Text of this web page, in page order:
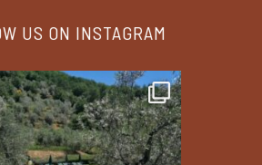
US ON INSTAGRAM